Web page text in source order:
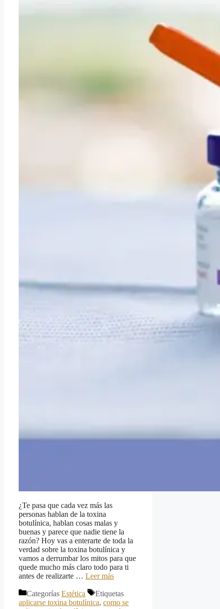
¿Te pasa que cada vez más las
personas hablan de la toxina
botulínica, hablan cosas malas y
buenas y parece que nadie tiene la
razón? Hoy vas a enterarte de toda la
verdad sobre la toxina botulínica y
vamos a derrumbar los mitos para que
quede mucho más claro todo para ti
antes de realizarte … Leer más
Categorías Estética
Etiquetas
aplicarse toxina botulínica, como se